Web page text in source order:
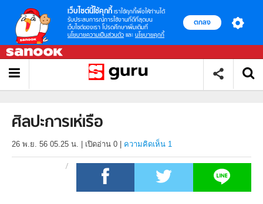
เว็บไซต์นี้ใช้คุกกี้ เราใช้คุกกี้เพื่อให้ท่านได้
รับประสบการณ์การใช้งานที่ดีที่สุดบน
เว็บไซต์ของเรา โปรดศึกษาเพิ่มเติมที่
นโยบายความเป็นส่วนตัว และ นโยบายคุกกี้
ตกลง
ศิลปะการเห่เรือ
26 พ.ย. 56 05.25 น. เปิดอ่าน 0 ความคิดเห็น 1